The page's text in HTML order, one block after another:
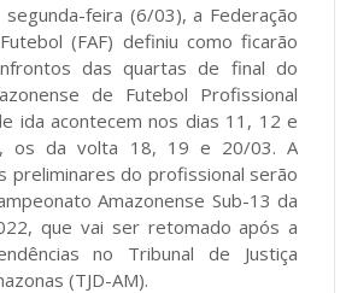
segunda-feira (6/03), a Federação
(FAF) definiu como ficarão
das quartas de final do
de Futebol Profissional
ida acontecem nos dias 11, 12 e
os da volta 18, 19 e 20/03. A
preliminares do profissional serão
Amazonense Sub-13 da
que vai ser retomado após a
no Tribunal de Justiça
(TJD-AM).